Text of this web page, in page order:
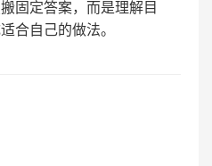
固定答案，而是理解目
合自己的做法。